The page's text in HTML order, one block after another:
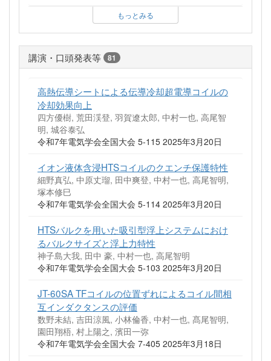
もっとみる
講演・口頭発表等 81
高熱伝導シートによる伝導冷却超電導コイルの
冷却効果向上
四方優樹, 荒田渓登, 羽賀遼太郎, 中村一也, 高尾智
明, 城谷泰弘
令和7年電気学会全国大会 5-115 2025年3月20日
イオン液体含浸HTSコイルのクエンチ保護特性
細野真弘, 中原丈瑠, 田中爽登, 中村一也, 高尾智明,
塚本修巳
令和7年電気学会全国大会 5-114 2025年3月20日
HTSバルクを用いた吸引型浮上システムにおけ
るバルクサイズと浮上力特性
神子島大我, 田中 豪, 中村一也, 高尾智明
令和7年電気学会全国大会 5-103 2025年3月20日
JT-60SA TFコイルの位置ずれによるコイル間相
互インダクタンスの評価
数野未結, 吉田涼風, 小林倫香, 中村一也, 髙尾智明,
園田翔梧, 村上陽之, 濱田一弥
令和7年電気学会全国大会 7-405 2025年3月18日